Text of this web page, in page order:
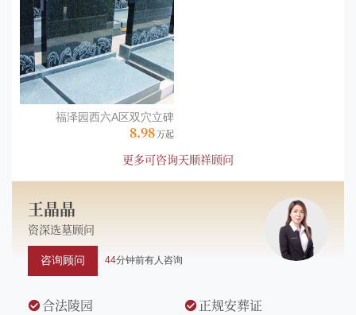
福泽园西六A区双穴立碑
8.98
更多可咨询天顺祥顾问
王晶晶
资深选墓顾问
咨询顾问 44分钟前有人咨询
合法陵园
正规安葬证